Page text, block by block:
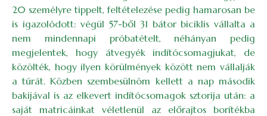
20 személyre tippelt, feltételezése pedig hamarosan be
is igazolódott: végül 57-ből 31 bátor biciklis vállalta a
nem mindennapi próbatételt, néhányan pedig
megjelentek, hogy átvegyék indítócsomagjukat, de
közölték, hogy ilyen körülmények között nem vállalják
a túrát. Közben szembesülnöm kellett a nap második
bakijával is az elkevert indítócsomagok sztorija után: a
saját matricáinkat véletlenül az előrajtos borítékba